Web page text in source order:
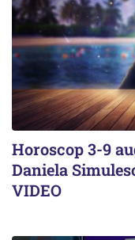
Horoscop 3-9
Daniela
VIDEO